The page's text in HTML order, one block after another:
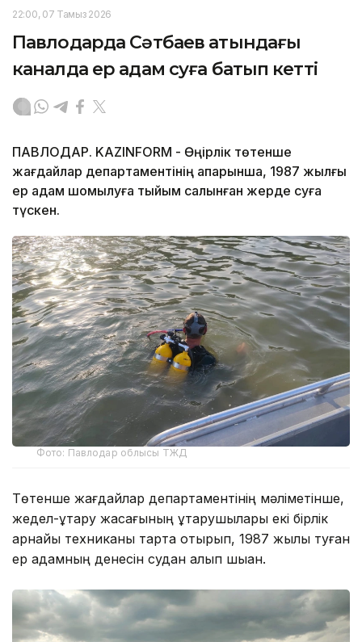
22:00, 07 Тамыз 2026
Павлодарда Сәтбаев атындағы
каналда ер адам суға батып кетті
ПАВЛОДАР. KAZINFORM - Өңірлік төтенше
жағдайлар департаментінің ақпарынша, 1987 жылғы
ер адам шомылуға тыйым салынған жерде суға
түскен.
Фото: Павлодар облысы ТЖД
Төтенше жағдайлар департаментінің мәліметінше,
жедел-құтқару жасағының құтқарушылары екі бірлік
арнайы техниканы тарта отырып, 1987 жылы туған
ер адамның денесін судан алып шыққан.